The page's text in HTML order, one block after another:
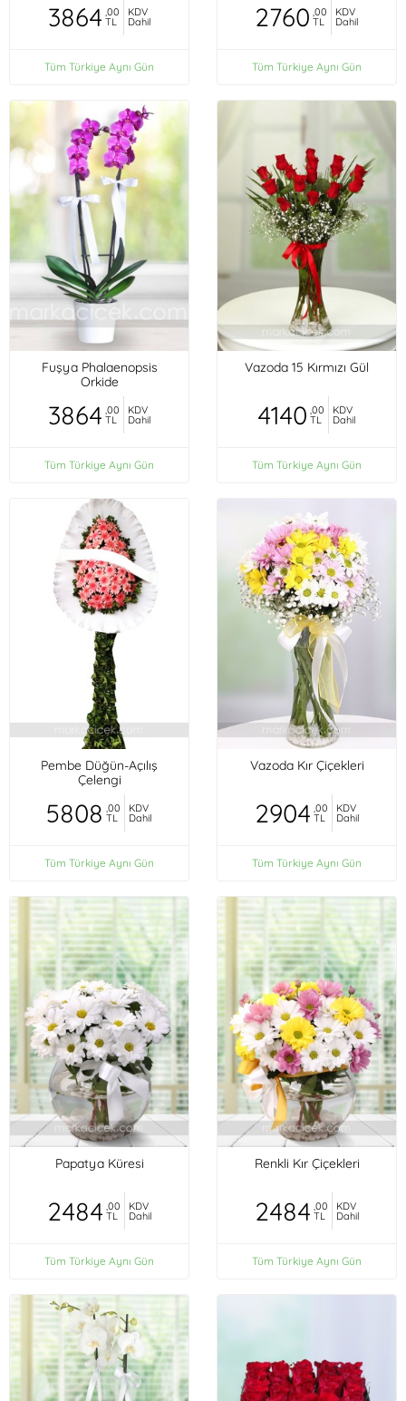
3864 ,00
TL
KDV
Dahil
Tüm Türkiye Aynı Gün
2760 ,00
TL
KDV
Dahil
Tüm Türkiye Aynı Gün
Fuşya Phalaenopsis
Orkide
3864 ,00
TL
KDV
Dahil
Tüm Türkiye Aynı Gün
Vazoda 15 Kırmızı Gül
4140 ,00
TL
KDV
Dahil
Tüm Türkiye Aynı Gün
Pembe Düğün-Açılış
Çelengi
5808 ,00
TL
KDV
Dahil
Tüm Türkiye Aynı Gün
Vazoda Kır Çiçekleri
2904 ,00
TL
KDV
Dahil
Tüm Türkiye Aynı Gün
Papatya Küresi
2484 ,00
TL
KDV
Dahil
Tüm Türkiye Aynı Gün
Renkli Kır Çiçekleri
2484 ,00
TL
KDV
Dahil
Tüm Türkiye Aynı Gün